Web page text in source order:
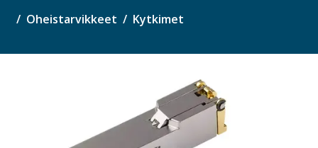
Oheistarvikkeet Kytkimet